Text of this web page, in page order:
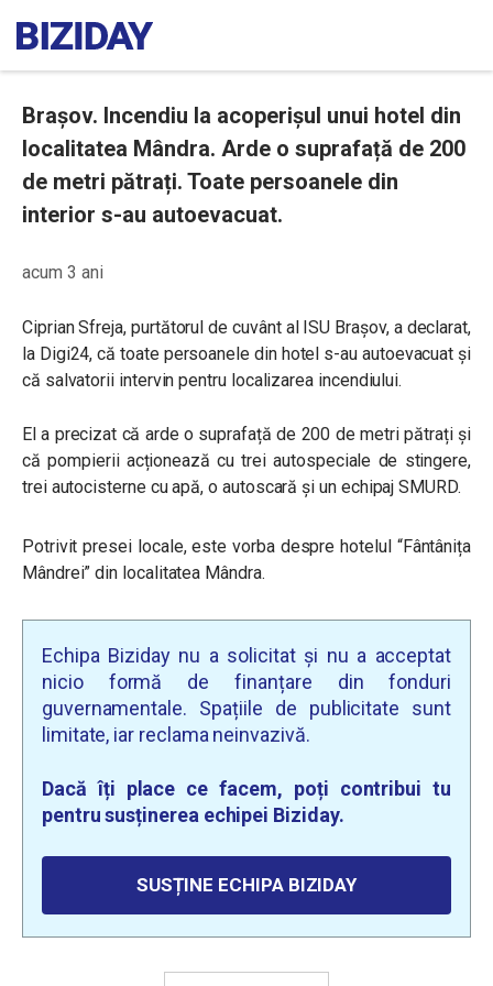
Brașov. Incendiu la acoperișul unui hotel din
localitatea Mândra. Arde o suprafață de 200
de metri pătrați. Toate persoanele din
interior s-au autoevacuat.
acum 3 ani
Ciprian Sfreja, purtătorul de cuvânt al ISU Brașov, a declarat,
la Digi24, că toate persoanele din hotel s-au autoevacuat și
că salvatorii intervin pentru localizarea incendiului.
El a precizat că arde o suprafață de 200 de metri pătrați și
că pompierii acționează cu trei autospeciale de stingere,
trei autocisterne cu apă, o autoscară și un echipaj SMURD.
Potrivit presei locale, este vorba despre hotelul “Fântânița
Mândrei” din localitatea Mândra.
Echipa Biziday nu a solicitat și nu a acceptat
nicio formă de finanțare din fonduri
guvernamentale. Spațiile de publicitate sunt
limitate, iar reclama neinvazivă.
Dacă îți place ce facem, poți contribui tu
pentru susținerea echipei Biziday.
SUSȚINE ECHIPA BIZIDAY